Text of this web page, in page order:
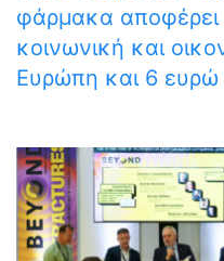
φάρμακα
κοινωνική και
Ευρώπη και 6